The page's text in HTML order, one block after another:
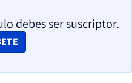
debes ser suscriptor.
NEW WINDOW